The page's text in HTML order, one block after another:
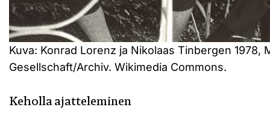
Kuva: Konrad Lorenz ja Nikolaas Tinbergen 1978,
Gesellschaft/Archiv. Wikimedia Commons.
Keholla ajatteleminen